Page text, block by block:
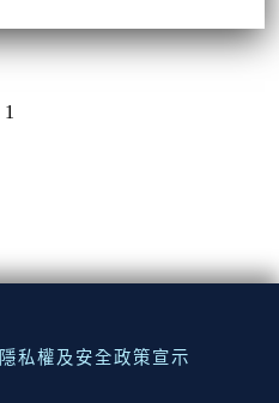
1
隱私權及安全政策宣示